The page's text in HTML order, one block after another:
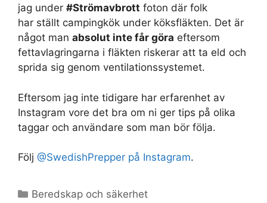
jag under #Strömavbrott foton där folk
har ställt campingkök under köksfläkten. Det är
något man absolut inte får göra eftersom
fettavlagringarna i fläkten riskerar att ta eld och
sprida sig genom ventilationssystemet.
Eftersom jag inte tidigare har erfarenhet av
Instagram vore det bra om ni ger tips på olika
taggar och användare som man bör följa.
Följ @SwedishPrepper på Instagram.
Kategorier
Beredskap och säkerhet